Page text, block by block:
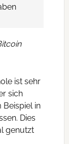
ist sehr
sich
Beispiel in
Dies
genutzt